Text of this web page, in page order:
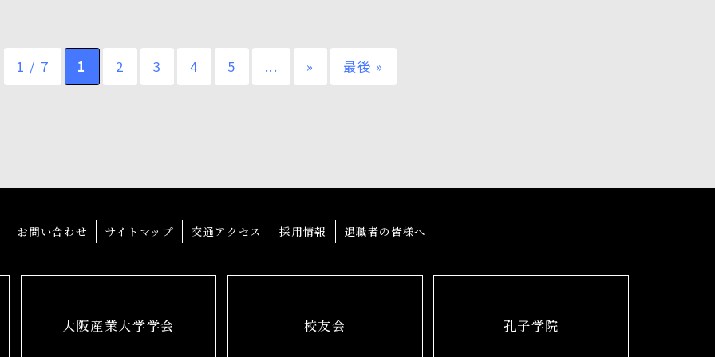
1 / 7 1 2 3 4 5 ... » 最後 »
お問い合わせ サイトマップ 交通アクセス 採用情報 退職者の皆様へ
大阪産業大学学会 校友会 孔子学院